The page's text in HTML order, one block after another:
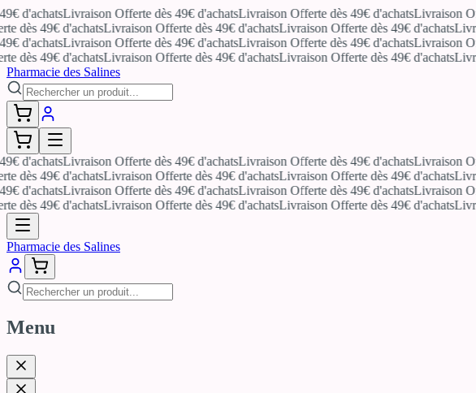
d'achatsLivraison Offerte dès 49€ d'achatsLivraison Offerte dès 49€ d'achatsLivraison
dès 49€ d'achatsLivraison Offerte dès 49€ d'achatsLivraison Offerte dès 49€ d'achats
d'achatsLivraison Offerte dès 49€ d'achatsLivraison Offerte dès 49€ d'achatsLivraison
dès 49€ d'achatsLivraison Offerte dès 49€ d'achatsLivraison Offerte dès 49€ d'achats
Pharmacie des Salines
d'achatsLivraison Offerte dès 49€ d'achatsLivraison Offerte dès 49€ d'achatsLivraison
dès 49€ d'achatsLivraison Offerte dès 49€ d'achatsLivraison Offerte dès 49€ d'achats
d'achatsLivraison Offerte dès 49€ d'achatsLivraison Offerte dès 49€ d'achatsLivraison
dès 49€ d'achatsLivraison Offerte dès 49€ d'achatsLivraison Offerte dès 49€ d'achats
Pharmacie des Salines
Menu